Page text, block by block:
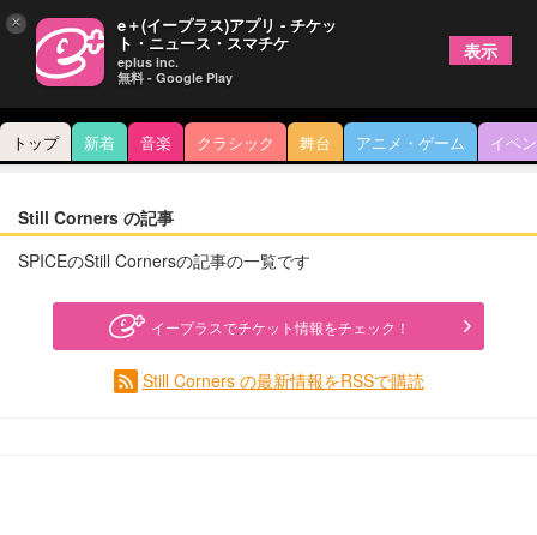
トップ 新着 音楽 クラシック 舞台 アニメ・ゲーム イベ
Still Corners の記事
SPICEのStill Cornersの記事の一覧です
イープラスでチケット情報をチェック！
Still Corners の最新情報をRSSで購読
× e＋(イープラス)アプリ - チケッ
ト・ニュース・スマチケ
eplus inc.
無料 - Google Play
表示